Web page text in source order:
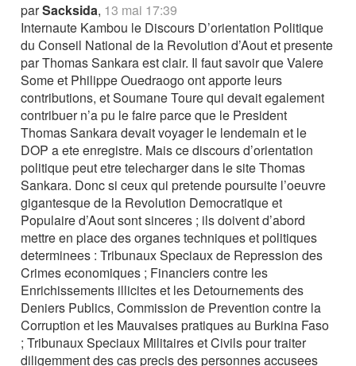
parSacksida, 13 mai 17:39
Internaute Kambou le Discours D’orientation Politique
du Conseil National de la Revolution d’Aout et presente
par Thomas Sankara est clair. Il faut savoir que Valere
Some et Philippe Ouedraogo ont apporte leurs
contributions, et Soumane Toure qui devait egalement
contribuer n’a pu le faire parce que le President
Thomas Sankara devait voyager le lendemain et le
DOP a ete enregistre. Mais ce discours d’orientation
politique peut etre telecharger dans le site Thomas
Sankara. Donc si ceux qui pretende poursuite l’oeuvre
gigantesque de la Revolution Democratique et
Populaire d’Aout sont sinceres ; ils doivent d’abord
mettre en place des organes techniques et politiques
determinees : Tribunaux Speciaux de Repression des
Crimes economiques ; Financiers contre les
Enrichissements illicites et les Detournements des
Deniers Publics, Commission de Prevention contre la
Corruption et les Mauvaises pratiques au Burkina Faso
; Tribunaux Speciaux Militaires et Civils pour traiter
diligemment des cas precis des personnes accusees